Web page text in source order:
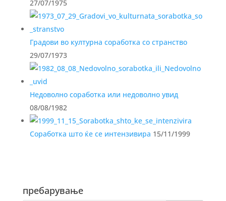
27/07/1975
Градови во културна соработка со странство
29/07/1973
Недоволно соработка или недоволно увид
08/08/1982
Соработка што ќе се интензивира 15/11/1999
пребарување